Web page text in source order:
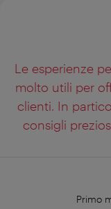
Le esperienze
molto utili per
clienti. In
consigli
Primo